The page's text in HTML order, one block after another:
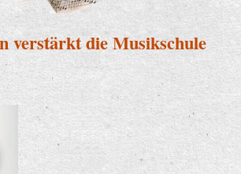
verstärkt die Musikschule